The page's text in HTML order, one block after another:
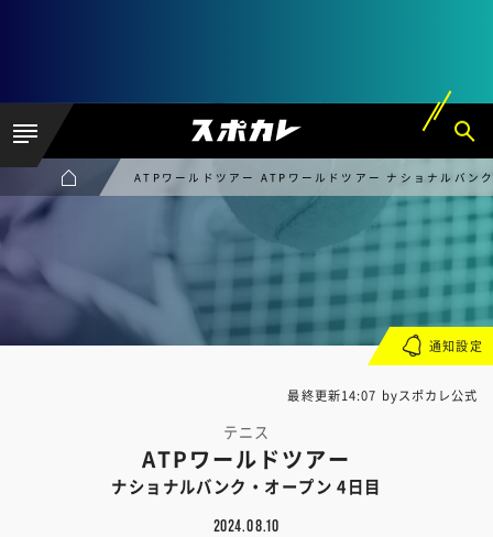
ATPワールドツアー ATPワールドツアー ナショナルバン
最終更新14:07 byスポカレ公式
テニス
ATPワールドツアー
ナショナルバンク・オープン 4日目
2024.08.10
通知設定